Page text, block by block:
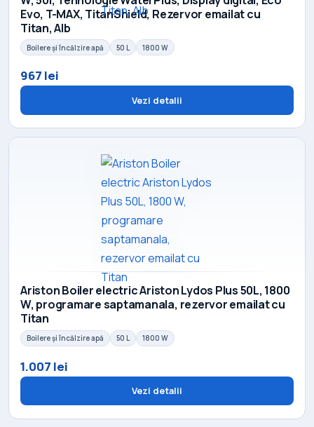
Evo, T-MAX, TitanShield, Rezervor emailat cu
Titan, Alb
Boilere și încălzire apă 50 L 1800 W
967 lei
Vezi detalii
Ariston Boiler electric Ariston Lydos Plus 50L, 1800
W, programare saptamanala, rezervor emailat cu
Titan
Boilere și încălzire apă 50 L 1800 W
1.007 lei
Vezi detalii